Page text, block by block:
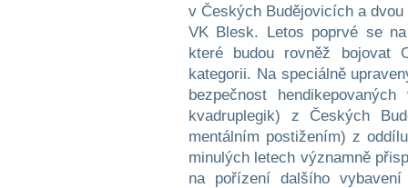
v Českých Budějovicích a
VK Blesk. Letos poprvé se
které budou rovněž bojovat
kategorii. Na speciálně
bezpečnost
kvadruplegik) z Českých
mentálním postižením) z
minulých letech významně
na pořízení dalšího